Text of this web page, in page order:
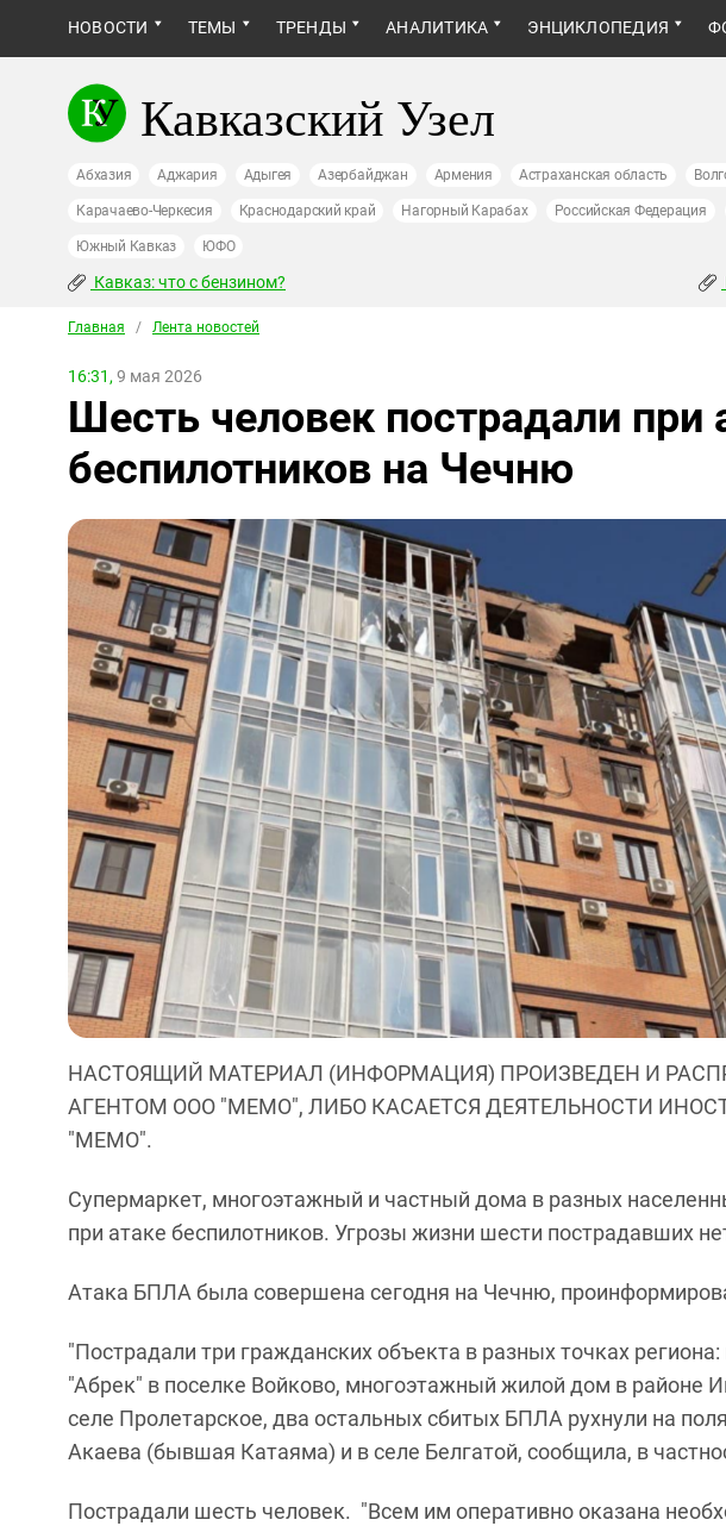
НОВОСТИ ТЕМЫ ТРЕНДЫ АНАЛИТИКА ЭНЦИКЛОПЕДИЯ
Кавказский Узел
Абхазия Аджария Адыгея Азербайджан Армения Астраханская область
Карачаево-Черкесия Краснодарский край Нагорный Карабах Российская Федерация
Южный Кавказ ЮФО
Кавказ: что с бензином?
Главная / Лента новостей
16:31, 9 мая 2026
Шесть человек пострадали при
беспилотников на Чечню
НАСТОЯЩИЙ МАТЕРИАЛ (ИНФОРМАЦИЯ) ПРОИЗВЕДЕН И
АГЕНТОМ ООО "МЕМО", ЛИБО КАСАЕТСЯ ДЕЯТЕЛЬНОСТИ
"МЕМО".
Супермаркет, многоэтажный и частный дома в разных
при атаке беспилотников. Угрозы жизни шести пострадавших
Атака БПЛА была совершена сегодня на Чечню,
"Пострадали три гражданских объекта в разных точках
"Абрек" в поселке Войково, многоэтажный жилой дом в районе
селе Пролетарское, два остальных сбитых БПЛА рухнули на
Акаева (бывшая Катаяма) и в селе Белгатой, сообщила, в
Пострадали шесть человек. "Всем им оперативно оказана